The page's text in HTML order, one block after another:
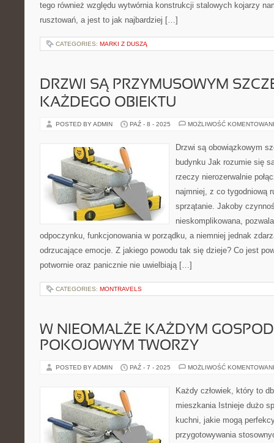
tego również względu wytwórnia konstrukcji stalowych kojarzy
rusztowań, a jest to jak najbardziej […]
CATEGORIES: MARKI Z DUSZĄ
DRZWI SĄ PRZYMUSOWYM
KAŻDEGO OBIEKTU
POSTED BY ADMIN PAŹ - 8 - 2025 MOŻLIWOŚĆ
Drzwi są obowiązkowym
budynku Jak rozumie się
rzeczy nierozerwalnie
najmniej, z co tygodniową
sprzątanie. Jakoby
nieskomplikowana,
odpoczynku, funkcjonowania w porządku, a niemniej jednak
odrzucające emocje. Z jakiego powodu tak się dzieje? Co jest
potwornie oraz panicznie nie uwielbiają […]
CATEGORIES: MONTRAVELS
W NIEOMALŻE KAŻDYM
POKOJOWYM TWORZY
POSTED BY ADMIN PAŹ - 7 - 2025 MOŻLIWOŚĆ
Każdy człowiek, który to
mieszkania Istnieje dużo
kuchni, jakie mogą
przygotowywania